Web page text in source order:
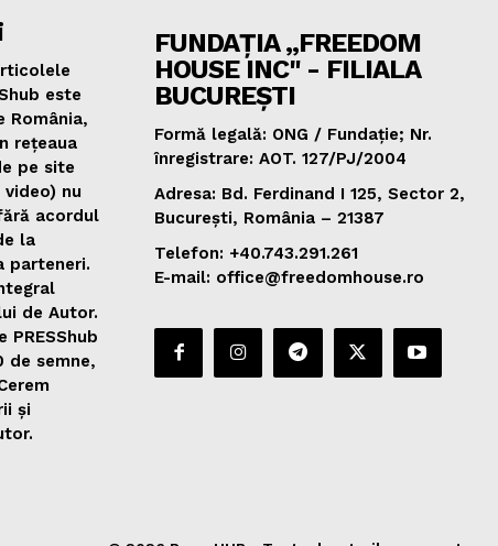
este
România,
rețeaua
pe site
nu
acordul
la
parteneri.
de Autor.
de semne,
și
FUNDAȚIA „FREEDOM
HOUSE INC" - FILIALA
BUCUREȘTI
Formă legală: ONG / Fundație; Nr.
înregistrare: AOT. 127/PJ/2004
Adresa: Bd. Ferdinand I 125, Sector 2,
București, România – 21387
Telefon: +40.743.291.261
E-mail: office@freedomhouse.ro